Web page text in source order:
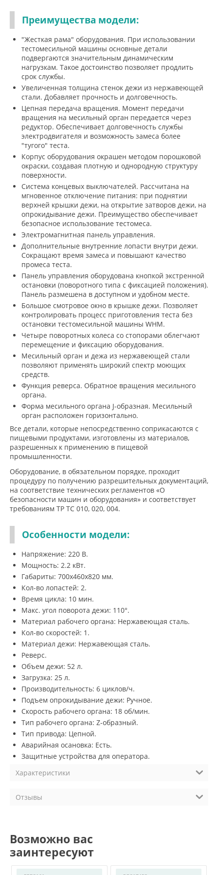
Преимущества модели:
"Жесткая рама" оборудования. При использовании
тестомесильной машины основные детали
подвергаются значительным динамическим
нагрузкам. Такое достоинство позволяет продлить
срок службы.
Увеличенная толщина стенок дежи из нержавеющей
стали. Добавляет прочность и долговечность.
Цепная передача вращения. Момент передачи
вращения на месильный орган передается через
редуктор. Обеспечивает долговечность службы
электродвигателя и возможность замеса более
"тугого" теста.
Корпус оборудования окрашен методом порошковой
окраски, создавая плотную и однородную структуру
поверхности.
Система концевых выключателей. Рассчитана на
мгновенное отключение питания: при поднятии
верхней крышки дежи, на открытие затворов дежи, на
опрокидывание дежи. Преимущество обеспечивает
безопасное использование тестомеса.
Электромагнитная панель управления.
Дополнительные внутренние лопасти внутри дежи.
Сокращают время замеса и повышают качество
промеса теста.
Панель управления оборудована кнопкой экстренной
остановки (поворотного типа с фиксацией положения).
Панель размешена в доступном и удобном месте.
Большое смотровое окно в крышке дежи. Позволяет
контролировать процесс приготовления теста без
остановки тестомесильной машины WHM.
Четыре поворотных колеса со стопорами облегчают
перемещение и фиксацию оборудования.
Месильный орган и дежа из нержавеющей стали
позволяют применять широкий спектр моющих
средств.
Функция реверса. Обратное вращения месильного
органа.
Форма месильного органа J-образная. Месильный
орган расположен горизонтально.
Все детали, которые непосредственно соприкасаются с
пищевыми продуктами, изготовлены из материалов,
разрешенных к применению в пищевой
промышленности.
Оборудование, в обязательном порядке, проходит
процедуру по получению разрешительных документаций,
на соответствие технических регламентов «О
безопасности машин и оборудования» и соответствует
требованиям ТР ТС 010, 020, 004.
Особенности модели:
Напряжение: 220 В.
Мощность: 2.2 кВт.
Габариты: 700х460х820 мм.
Кол-во лопастей: 2.
Время цикла: 10 мин.
Макс. угол поворота дежи: 110°.
Материал рабочего органа: Нержавеющая сталь.
Кол-во скоростей: 1.
Материал дежи: Нержавеющая сталь.
Реверс.
Объем дежи: 52 л.
Загрузка: 25 л.
Производительность: 6 циклов/ч.
Подъем опрокидывание дежи: Ручное.
Скорость рабочего органа: 18 об/мин.
Тип рабочего органа: Z-образный.
Тип привода: Цепной.
Аварийная осановка: Есть.
Защитные устройства для оператора.
Характеристики
Отзывы
Возможно вас
заинтересуют